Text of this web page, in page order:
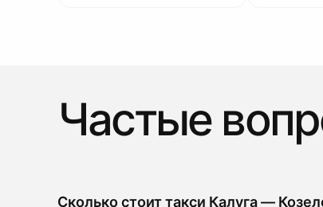
Частые
Сколько стоит такси Калуга —